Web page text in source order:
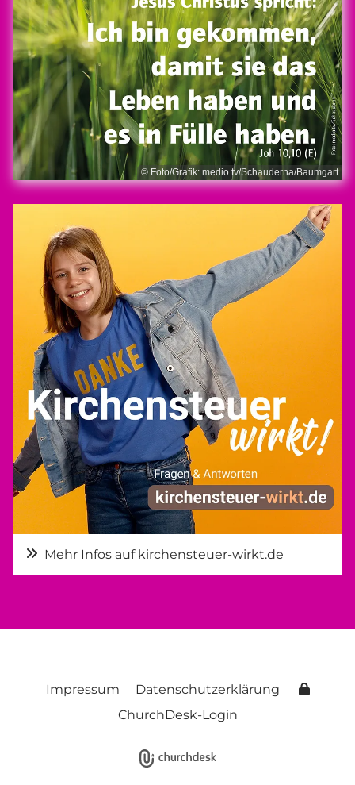
© Foto/Grafik: medio.tv/Schauderna/Baumgart
Mehr Infos auf kirchensteuer-wirkt.de
Impressum
Datenschutzerklärung
ChurchDesk-Login